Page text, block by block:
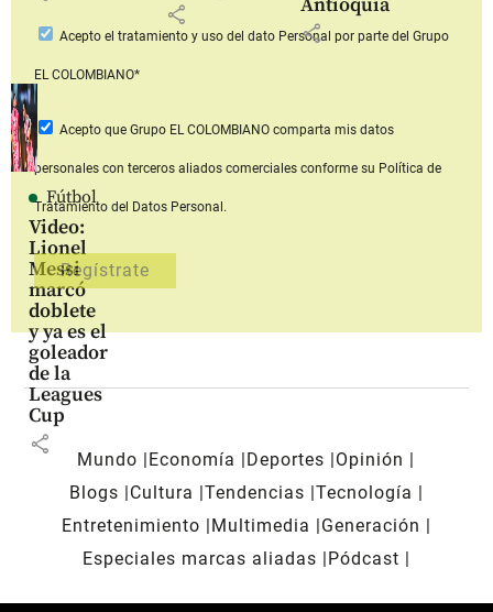
share
share
Fútbol
Video:
Lionel
Messi
marcó
doblete
y ya es el
goleador
de la
Leagues
Cup
share
Acepto el tratamiento y uso del dato Personal por parte del Grupo
EL COLOMBIANO*
Acepto que Grupo EL COLOMBIANOcomparta mis datos
personales con terceros aliados comerciales conforme su Política de
Tratamiento del Datos Personal.
Mundo Economía Deportes
Opinión
Blogs
Cultura Tendencias Tecnología
Entretenimiento
Multimedia
Generación
Especiales marcas aliadas
Pódcast